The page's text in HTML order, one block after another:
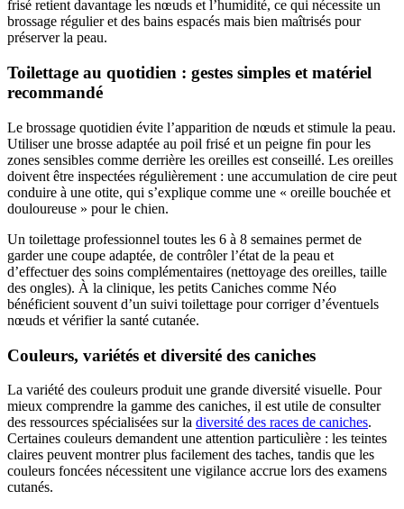
frisé retient davantage les nœuds et l’humidité, ce qui nécessite un
brossage régulier et des bains espacés mais bien maîtrisés pour
préserver la peau.
Toilettage au quotidien : gestes simples et matériel
recommandé
Le brossage quotidien évite l’apparition de nœuds et stimule la peau.
Utiliser une brosse adaptée au poil frisé et un peigne fin pour les
zones sensibles comme derrière les oreilles est conseillé. Les oreilles
doivent être inspectées régulièrement : une accumulation de cire peut
conduire à une otite, qui s’explique comme une « oreille bouchée et
douloureuse » pour le chien.
Un toilettage professionnel toutes les 6 à 8 semaines permet de
garder une coupe adaptée, de contrôler l’état de la peau et
d’effectuer des soins complémentaires (nettoyage des oreilles, taille
des ongles). À la clinique, les petits Caniches comme Néo
bénéficient souvent d’un suivi toilettage pour corriger d’éventuels
nœuds et vérifier la santé cutanée.
Couleurs, variétés et diversité des caniches
La variété des couleurs produit une grande diversité visuelle. Pour
mieux comprendre la gamme des caniches, il est utile de consulter
des ressources spécialisées sur la diversité des races de caniches.
Certaines couleurs demandent une attention particulière : les teintes
claires peuvent montrer plus facilement des taches, tandis que les
couleurs foncées nécessitent une vigilance accrue lors des examens
cutanés.